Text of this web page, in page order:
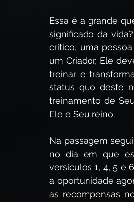
Essa é a grande
significado da
crítico, uma
um Criador, Ele
treinar e
status quo deste
treinamento de
Ele e Seu reino.
Na passagem
no dia em que
versículos 1, 4, 5 e
a oportunidade
as recompensas